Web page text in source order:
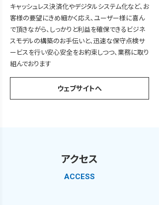
キャッシュレス決済化やデジタルシステム化など、お
客様の要望にきめ細かく応え、ユーザー様に喜ん
で頂きながら、しっかりと利益を確保できるビジネ
スモデルの構築のお手伝いと、迅速な保守点検サ
ービスを行い安心安全をお約束しつつ、業務に取り
組んでおります
ウェブサイトへ
アクセス
ACCESS